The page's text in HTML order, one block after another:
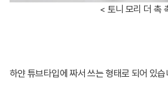
< 토니 모리 더 촉 촉 그린
하얀 튜브타입에 짜서 쓰는 형태로 되어 있습